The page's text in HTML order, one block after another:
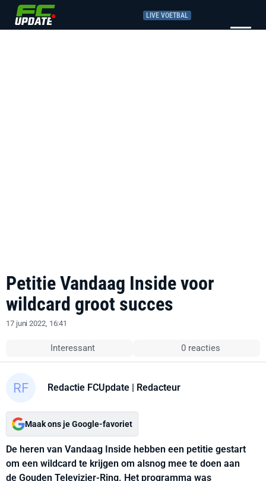
LIVE VOETBAL
Petitie Vandaag Inside voor
wildcard groot succes
17 juni 2022, 16:41
Interessant 0 reacties
Redactie FCUpdate | Redacteur
Maak ons je Google-favoriet
De heren van Vandaag Inside hebben een petitie gestart
om een wildcard te krijgen om alsnog mee te doen aan
de Gouden Televizier-Ring. Het programma was